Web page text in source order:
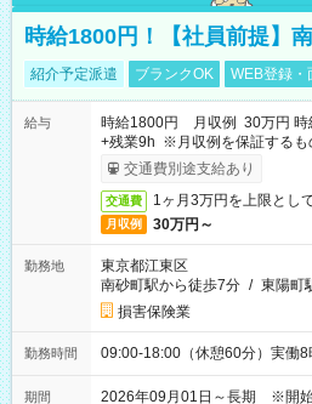
時給1800円！【社員前提】
紹介予定派遣 ブランクOK WEB登録・
給与
時給1800円 月収例 30万円 時
+残業9h ※月収例を保証するも
交通費別途支給あり
交通費 1ヶ月3万円を上限とし
月収例 30万円～
勤務地
東京都江東区
南砂町駅から徒歩7分 / 東陽町
損害保険業
勤務時間 09:00-18:00（休憩60分）実働8
期間 2026年09月01日～長期 ※開